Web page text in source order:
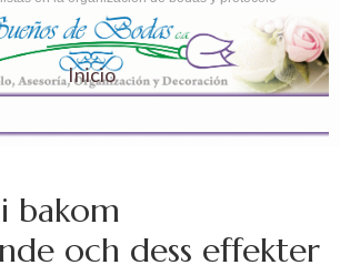
Inicio
bakom
och dess effekter